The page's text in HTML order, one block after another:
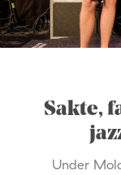
Sakte,
Under